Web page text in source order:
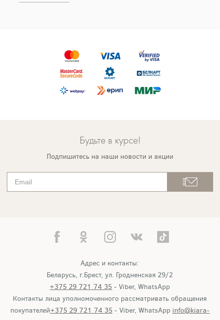
Будьте в курсе!
Подпишитесь на наши новости и акции
Адрес и контакты:
Беларусь, г.Брест, ул. Гродненская 29/2
+375 29 721 74 35 - Viber, WhatsApp
Контакты лица уполномоченного рассматривать обращения
покупателей+375 29 721 74 35 - Viber, WhatsApp info@kiara-